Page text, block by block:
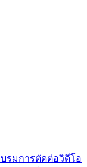
รมการตัดต่อวิดีโอ